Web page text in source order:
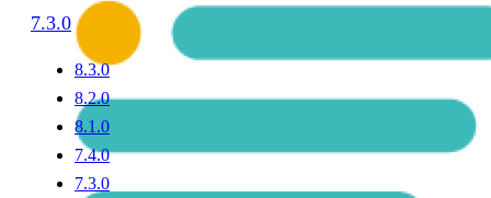
7.3.0
8.3.0
8.2.0
8.1.0
7.4.0
7.3.0